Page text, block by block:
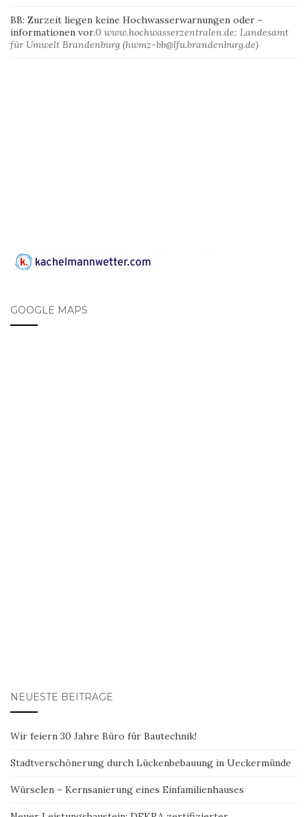
BB: Zurzeit liegen keine Hochwasserwarnungen oder -
informationen vor.0 www.hochwasserzentralen.de: Landesamt
für Umwelt Brandenburg (hwmz-bb@lfu.brandenburg.de)
GOOGLE MAPS
NEUESTE BEITRÄGE
Wir feiern 30 Jahre Büro für Bautechnik!
Stadtverschönerung durch Lückenbebauung in Ueckermünde
Würselen – Kernsanierung eines Einfamilienhauses